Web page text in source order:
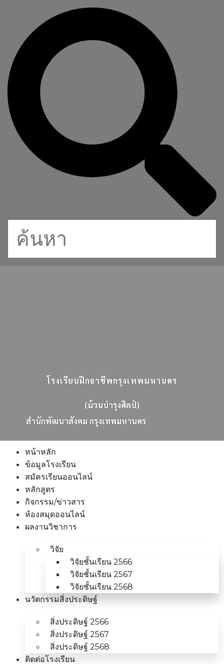
โรงเรียนฝึกอาชีพกรุงเทพมหานคร
(ม้วนบำรุงศิลป์)
สนกพฒนาสงคม กรงเทพมหานคร
หน้าหลัก
ข้อมูลโรงเรียน
สมัครเรียนออนไลน์
หลักสูตร
กิจกรรม/ข่าวสาร
ห้องสมุดออนไลน์
ผลงานวิชาการ
วิจัย
วิจัยชั้นเรียน 2566
วิจัยชั้นเรียน 2567
วิจัยชั้นเรียน 2568
นวัตกรรมสิ่งประดิษฐ์
สิ่งประดิษฐ์ 2566
สิ่งประดิษฐ์ 2567
สิ่งประดิษฐ์ 2568
ติดต่อโรงเรียน